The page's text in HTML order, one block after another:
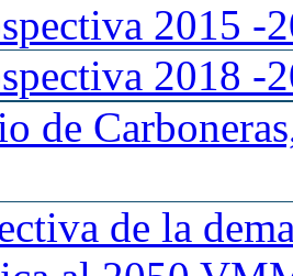
2015 -
2018 -
de
de la